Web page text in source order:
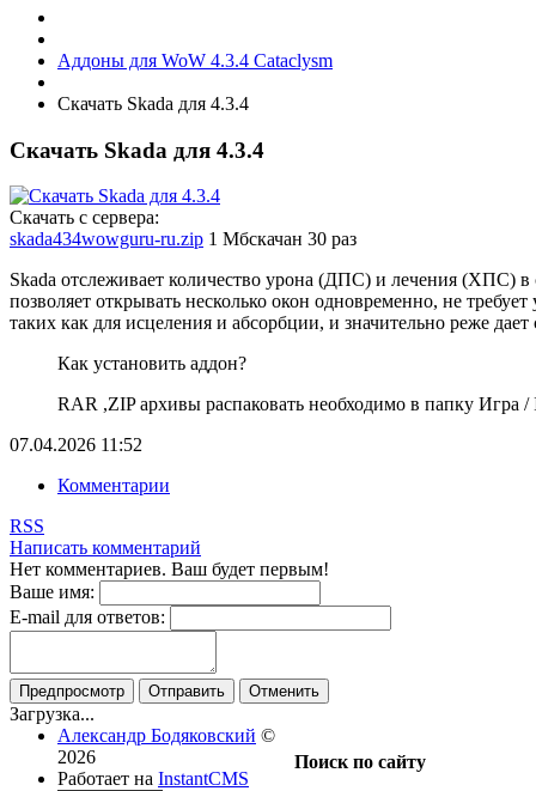
Аддоны для WoW 4.3.4 Cataclysm
Скачать Skada для 4.3.4
Скачать Skada для 4.3.4
Скачать с сервера:
skada434wowguru-ru.zip 1 Мбскачан 30 раз
Skada отслеживает количество урона (ДПС) и лечения (ХПС) в
позволяет открывать несколько окон одновременно, не
таких как для исцеления и абсорбции, и значительно реже
Как установить аддон?
RAR ,ZIP архивы распаковать необходимо в папку Игра /
07.04.2026 11:52
Комментарии
RSS
Написать комментарий
Нет комментариев. Ваш будет первым!
Ваше имя:
E-mail для ответов:
Предпросмотр Отправить Отменить
Загрузка...
Поиск по сайту
Александр Бодяковский ©
2026
Работает на InstantCMS